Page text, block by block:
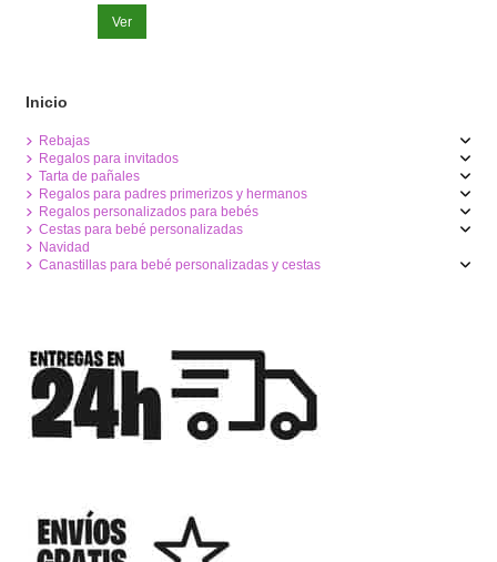
Ver
Inicio
Rebajas
Regalos para invitados
Tarta de pañales
Regalos para padres primerizos y hermanos
Regalos personalizados para bebés
Cestas para bebé personalizadas
Navidad
Canastillas para bebé personalizadas y cestas